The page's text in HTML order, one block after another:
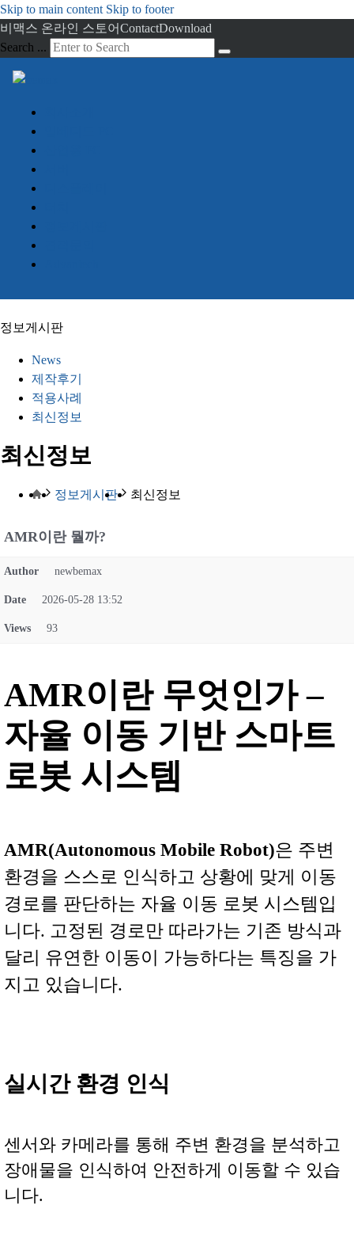
Skip to main content Skip to footer
비맥스 온라인 스토어ContactDownload
Search ...
정보게시판
News
제작후기
적용사례
최신정보
최신정보
정보게시판 최신정보
AMR이란 뭘까?
Author newbemax
Date 2026-05-28 13:52
Views 93
AMR이란 무엇인가 –
자율 이동 기반 스마트
로봇 시스템
AMR(Autonomous Mobile Robot)은 주변
환경을 스스로 인식하고 상황에 맞게 이동
경로를 판단하는 자율 이동 로봇 시스템입
니다. 고정된 경로만 따라가는 기존 방식과
달리 유연한 이동이 가능하다는 특징을 가
지고 있습니다.
실시간 환경 인식
센서와 카메라를 통해 주변 환경을 분석하고
장애물을 인식하여 안전하게 이동할 수 있습
니다.